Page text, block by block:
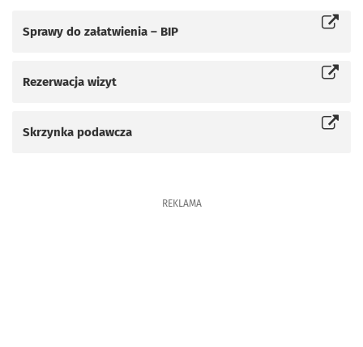
Sprawy do załatwienia – BIP
Rezerwacja wizyt
Skrzynka podawcza
REKLAMA